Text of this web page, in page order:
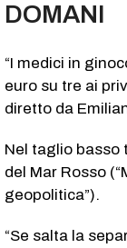
DOMANI
“I medici in
euro su tre ai
diretto da
Nel taglio basso
del Mar Rosso
geopolitica”).
“Se salta la